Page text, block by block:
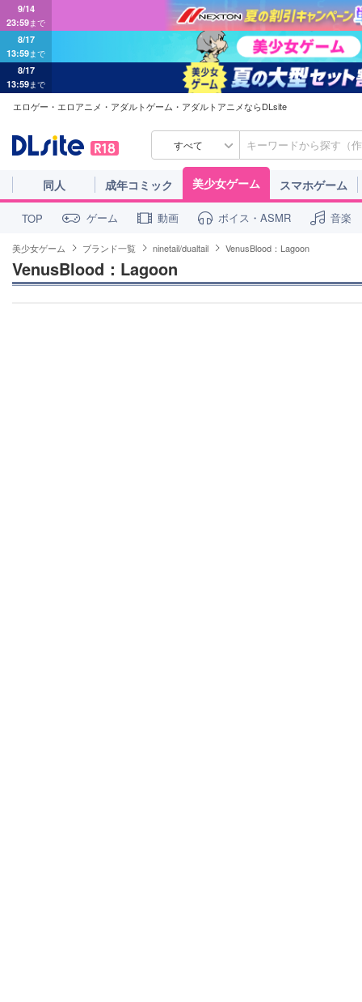
9/14
23:59まで
8/17
13:59まで
8/17
13:59まで
エロゲー・エロアニメ・アダルトゲーム・アダルトアニメならDLsite
すべて
同人 成年コミック 美少女ゲーム スマホゲーム
TOP ゲーム 動画 ボイス・ASMR 音楽
美少女ゲーム ブランド一覧 ninetail/dualtail VenusBlood：Lagoon
VenusBlood：Lagoon